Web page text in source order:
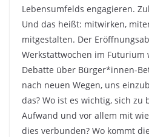
Lebensumfelds engagieren.
Und das heißt: mitwirken,
mitgestalten. Der
Werkstattwochen im
Debatte über Bürger*innen-
nach neuen Wegen, uns
das? Wo ist es wichtig, sich zu
Aufwand und vor allem mit
dies verbunden? Wo kommt